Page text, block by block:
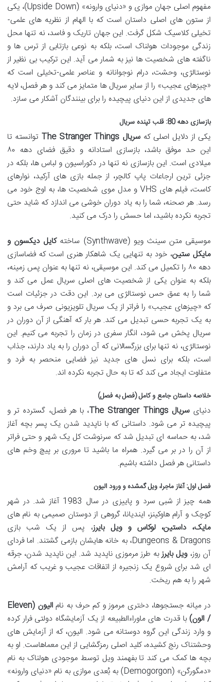
مفهوم اصلی جهان موازی و «دنیای وارونه» (Upside Down)، یکی
از ستون های اصلی داستان است که با الهام از نظریه های علمی-
تخیلی کلاسیک شکل گرفت. این جهان تاریک و فاسد، نه تنها محل
زندگی موجودات هولناک است، بلکه به نوعی بازتابی از ترس ها و
ناگفته های شخصیت ها نیز به شمار می آید. این ترکیب بی نظیر از
نوستالژی، وحشت، درام نوجوانانه و عناصر علمی-تخیلی است که
«چیزهای عجیب» را از سایر سریال ها متمایز می کند و هر فصل، لایه
های جدیدی از این دنیای پیچیده را برای بینندگان آشکار می سازد.
بازسازی دهه 80: قلب تپنده سریال
یکی از دلایل اصلی کهسریال The Stranger Things
توانسته تا
این حد موفق باشد، بازسازی استادانه و دقیق فضای دهه ۸۰
میلادی است. این بازسازی نه تنها در دکوراسیون و لباس ها، بلکه در
جزئی ترین ارجاعات پاپ کالچر، از جمله بازی های آرکید، نوارهای
کاست، فیلم های VHS و مدل موی شخصیت ها، به اوج خود می
رسد. هر صحنه، شما را به یاد دوران خوشی می اندازد که شاید حتی
تجربه نکرده باشید، اما حسش را درک می کنید.
موسیقی متن سینث ویو (Synthwave) ساخته
کایل دیکسون و
مایکل ستین، خود به تنهایی یک شاهکار هنری است که فضاسازی
دهه ۸۰ را تکمیل می کند. این موسیقی، نه تنها به عنوان پس زمینه،
بلکه به عنوان یکی از شخصیت های اصلی سریال عمل می کند و
شما را به عمق حس نوستالژی می برد. این دقت در جزئیات است
که «چیزهای عجیب» را فراتر از یک سریال تلویزیونی صرف می برد و
به یک تجربه حسی تبدیل می کند. هر بار که آهنگی از آن دوران در
سریال پخش می شود، انگار سفری در زمان را تجربه می کنیم. این
نوستالژی، نه تنها برای بزرگسالانی که آن دوران را به یاد دارند، جذاب
است، بلکه برای نسل های جدید نیز فضایی منحصر به فرد و
متفاوت ایجاد می کند که تا به حال تجربه نکرده اند.
خلاصه داستان جامع و کامل (فصل به فصل)
دنیایسریال The Stranger Things
، با هر فصل، گسترده تر و
پیچیده تر می شود. داستانی که با ناپدید شدن یک پسر بچه آغاز
شد، به حماسه ای تبدیل شد که سرنوشت کل یک شهر و حتی فراتر
از آن را در بر می گیرد. همراه ما باشید تا مروری بر پیچ وخم های
داستانی هر فصل داشته باشیم.
فصل اول: آغاز ماجرا، ویل گمشده و ورود الیون
همه چیز از شبی سرد و پاییزی در سال 1983 آغاز شد. در شهر
کوچک و آرام هاوکینز، ایندیانا، گروهی از دوستان صمیمی به نام های
مایک، داستین، لوکاس و ویل بایرز، پس از یک شب بازی
Dungeons & Dragons، به خانه هایشان بازمی گشتند. اما فردای
آن روز،ویل بایرزبه طرز مرموزی ناپدید شد. این ناپدید شدن، جرقه
ای شد برای شروع یک زنجیره از اتفاقات عجیب و غریب که آرامش
شهر را به هم ریخت.
در میانه جستجوها، دختری مرموز و کم حرف به نام
الیون (Eleven
/ الون)با قدرت های ماوراءالطبیعه از یک آزمایشگاه دولتی فرار کرده
و وارد زندگی این گروه دوستانه می شود. الیون، که از آزمایش های
وحشتناک رنج کشیده، کلید اصلی رمزگشایی از این معماهاست. او به
بچه ها کمک می کند تا بفهمند ویل توسط موجودی هولناک به نام
«دمگورگن» (Demogorgon) به بُعدی موازی به نام «دنیای وارونه»